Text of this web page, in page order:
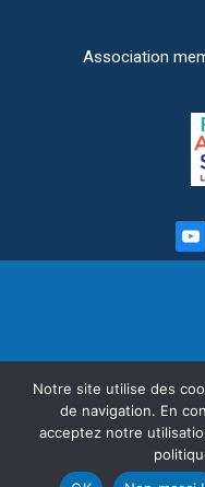
Association
APSSII - Association des
Association de Loi 1901,
Notre site utilise des
de navigation. En
acceptez notre